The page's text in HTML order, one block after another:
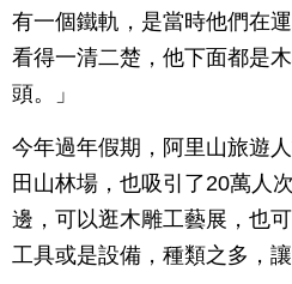
有一個鐵軌，是當時他們在
看得一清二楚，他下面都是
頭。」
今年過年假期，阿里山旅遊
田山林場，也吸引了20萬人
邊，可以逛木雕工藝展，也
工具或是設備，種類之多，